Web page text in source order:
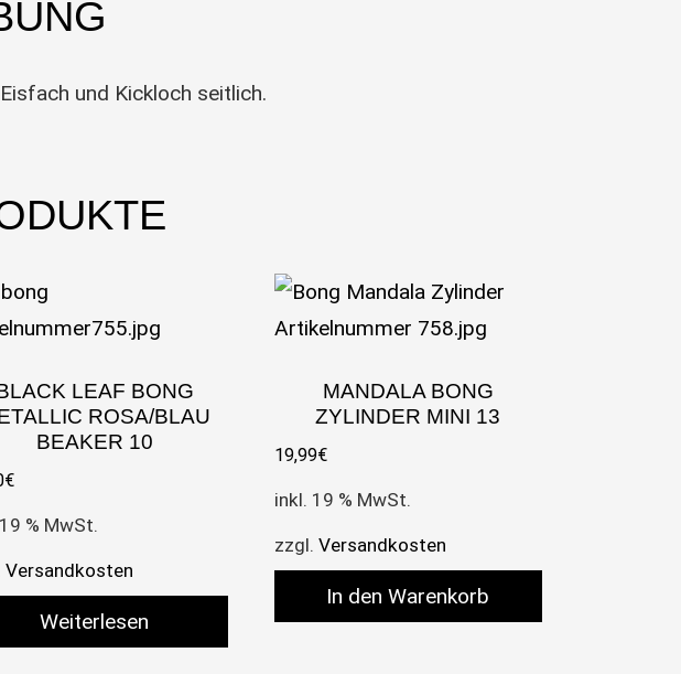
und Kickloch seitlich.
LEAF BONG
ROSA/BLAU
BEAKER 10
€
% MwSt.
Versandkosten
Weiterlesen
MANDALA BONG
ZYLINDER MINI 13
19,99€
inkl. 19 % MwSt.
zzgl.Versandkosten
In den Warenkorb